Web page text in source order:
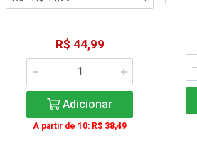
R$ 44,99
Adicionar
A partir de 10: R$ 38,49